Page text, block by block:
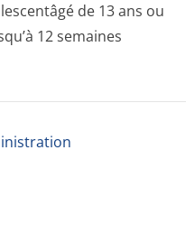
de 13 ans ou
12 semaines